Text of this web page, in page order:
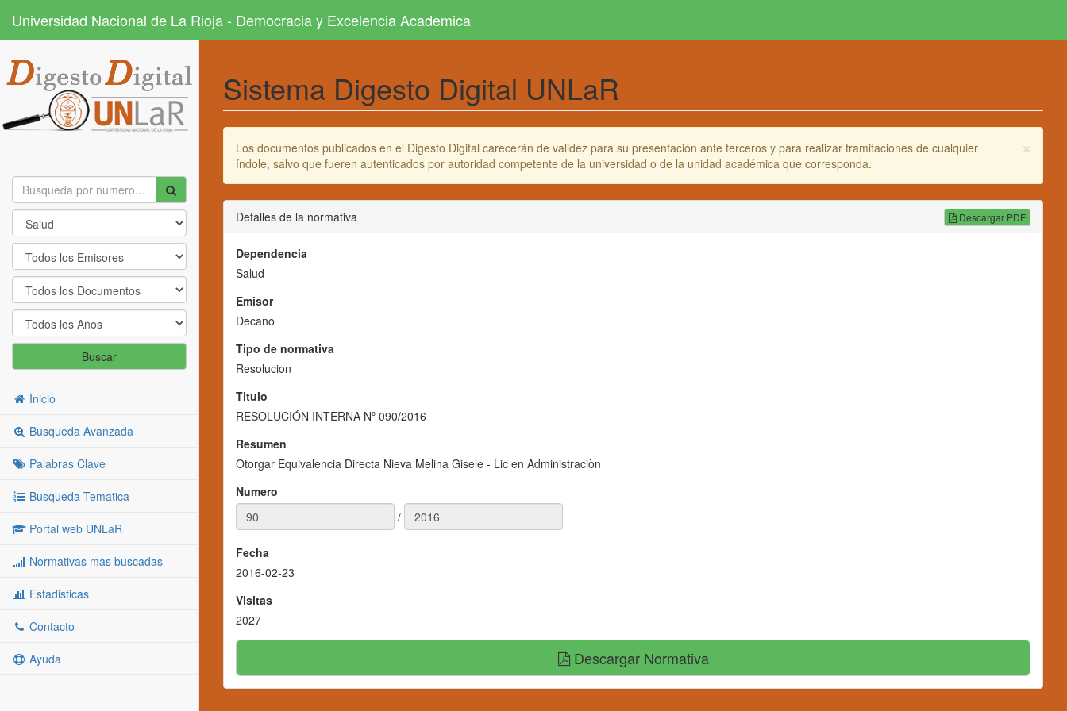
Universidad Nacional de La Rioja - Democracia y Excelencia Academica
Buscar
Inicio
Busqueda Avanzada
Palabras Clave
Busqueda Tematica
Portal web UNLaR
Normativas mas buscadas
Estadisticas
Contacto
Ayuda
Sistema Digesto Digital UNLaR
×
Los documentos publicados en el Digesto Digital carecerán de validez para su presentación ante terceros y para realizar tramitaciones de cualquier
índole, salvo que fueren autenticados por autoridad competente de la universidad o de la unidad académica que corresponda.
Detalles de la normativa Descargar PDF
Dependencia
Salud
Emisor
Decano
Tipo de normativa
Resolucion
Titulo
RESOLUCIÓN INTERNA Nº 090/2016
Resumen
Otorgar Equivalencia Directa Nieva Melina Gisele - Lic en Administraciòn
Numero
/
Fecha
2016-02-23
Visitas
2027
Descargar Normativa